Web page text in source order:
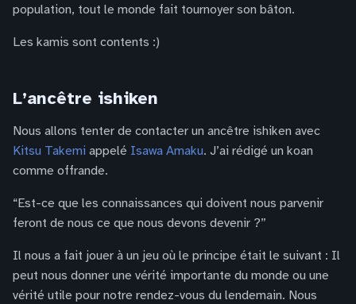
population, tout le monde fait tournoyer son bâton.
Les kamis sont contents :)
L’ancêtre ishiken
Nous allons tenter de contacter un ancêtre ishiken avec
Kitsu Takemi appelé Isawa Amaku. J’ai rédigé un koan
comme offrande.
“Est-ce que les connaissances qui doivent nous parvenir
feront de nous ce que nous devons devenir ?”
Il nous a fait jouer à un jeu où le principe était le suivant : Il
peut nous donner une vérité importante du monde ou une
vérité utile pour notre rendez-vous du lendemain. Nous